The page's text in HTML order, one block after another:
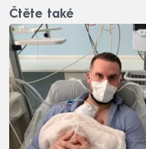
Čtěte také